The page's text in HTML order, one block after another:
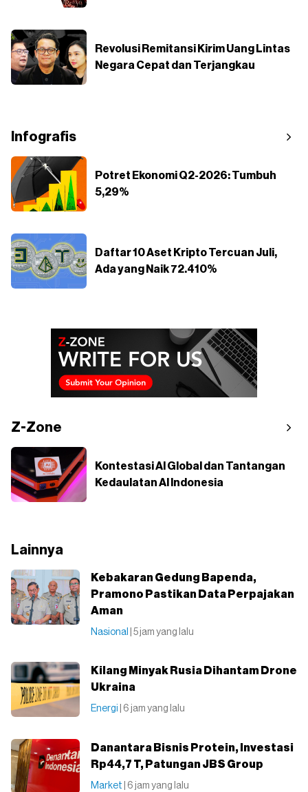
Revolusi Remitansi Kirim Uang Lintas
Negara Cepat dan Terjangkau
Infografis
Potret Ekonomi Q2-2026: Tumbuh
5,29%
Daftar 10 Aset Kripto Tercuan Juli,
Ada yang Naik 72.410%
Z-Zone
Kontestasi AI Global dan Tantangan
Kedaulatan AI Indonesia
Lainnya
Kebakaran Gedung Bapenda,
Pramono Pastikan Data Perpajakan
Aman
Nasional | 5 jam yang lalu
Kilang Minyak Rusia Dihantam Drone
Ukraina
Energi | 6 jam yang lalu
Danantara Bisnis Protein, Investasi
Rp44,7 T, Patungan JBS Group
Market | 6 jam yang lalu